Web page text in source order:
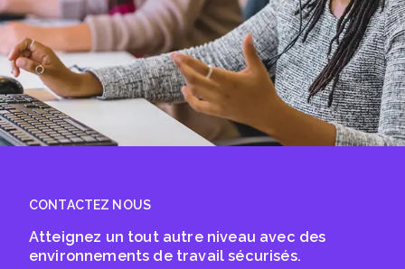
CONTACTEZ NOUS
Atteignez un tout autre niveau avec des
environnements de travail sécurisés.